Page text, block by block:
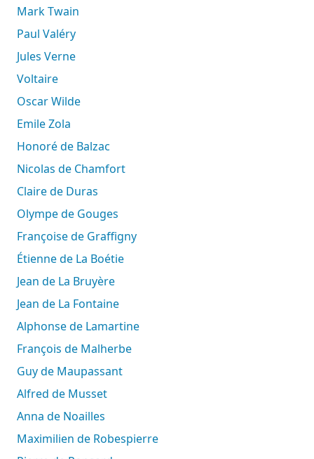
Mark Twain
Paul Valéry
Jules Verne
Voltaire
Oscar Wilde
Emile Zola
Honoré de Balzac
Nicolas de Chamfort
Claire de Duras
Olympe de Gouges
Françoise de Graffigny
Étienne de La Boétie
Jean de La Bruyère
Jean de La Fontaine
Alphonse de Lamartine
François de Malherbe
Guy de Maupassant
Alfred de Musset
Anna de Noailles
Maximilien de Robespierre